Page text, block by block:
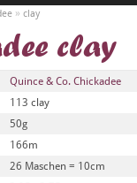
» clay
clay
Quince & Co. Chickadee
113 clay
50g
166m
26 Maschen = 10cm